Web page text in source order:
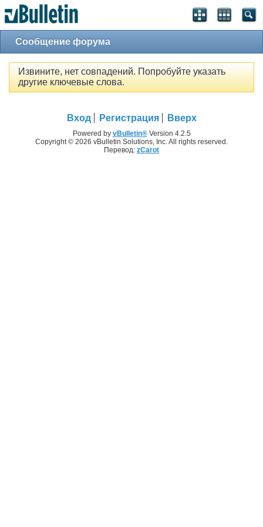
Сообщение форума
Извините, нет совпадений. Попробуйте указать
другие ключевые слова.
Вход Регистрация Вверх
Powered by vBulletin®Version 4.2.5
Copyright © 2026 vBulletin Solutions, Inc. All rights reserved.
Перевод: zCarot